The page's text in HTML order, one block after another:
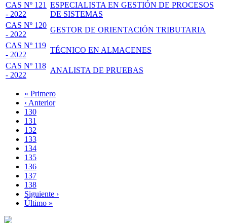
CAS Nº 121
- 2022
ESPECIALISTA EN GESTIÓN DE PROCESOS
DE SISTEMAS
CAS Nº 120
- 2022
GESTOR DE ORIENTACIÓN TRIBUTARIA
CAS Nº 119
- 2022
TÉCNICO EN ALMACENES
CAS Nº 118
- 2022
ANALISTA DE PRUEBAS
Paginación
Primera
página
« Primero
Página
anterior
‹ Anterior
Page
130
Page
131
Page
132
Page
133
Página
actual
134
Page
135
Page
136
Page
137
Page
138
Siguiente
página
Siguiente ›
Última
Último »